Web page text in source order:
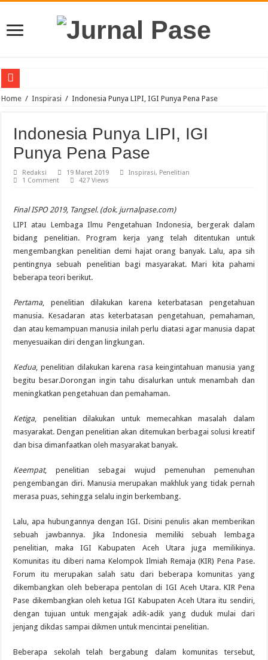
Puluhan Guru Berkumpul di TPN XIII Aceh Utara, Kacabdin Tekankan Cetak
Membanggakan, Tiga Orang Siswa SMAN Unggul Aceh Timur Juara Lokakarya
Siswi SMA Unggul Cut Nyak Dhien Langsa Raih Beasiswa Penuh ke Tiongkok
Guru PJOK SMAN 1 Calang Raih Juara II Nasional Kempo 2026
SLB YBSM Banda Aceh Raih Juara Umum di Acara Kontes Sekolah
Bidang Literasi IGI Aceh Timur Raih Penghargaan Buku Etnik Nusantara
SMAN Unggul Aceh Timur Terima Penghargaan Sekolah Adiwiyata Tingkat
Semarak Pembagian Rapor di MIN 11 Banda Aceh: Penghargaan Prestasi,
Home / Inspirasi / Indonesia Punya LIPI, IGI Punya Pena Pase
Indonesia Punya LIPI, IGI
Punya Pena Pase
Redaksi 19 Maret 2019 Inspirasi, Penelitian
1 Comment
427 Views
Final ISPO 2019, Tangsel. (dok. jurnalpase.com)
LIPI atau Lembaga Ilmu Pengetahuan Indonesia, bergerak dalam
bidang penelitian. Program kerja yang telah ditentukan untuk
mengembangkan penelitian demi hajat orang banyak. Lalu, apa sih
pentingnya sebuah penelitian bagi masyarakat. Mari kita pahami
beberapa teori berikut.
Pertama, penelitian dilakukan karena keterbatasan pengetahuan
manusia. Kesadaran atas keterbatasan pengetahuan, pemahaman,
dan atau kemampuan manusia inilah perlu diatasi agar manusia dapat
menyesuaikan diri dengan lingkungan.
Kedua, penelitian dilakukan karena rasa keingintahuan manusia yang
begitu besar.Dorongan ingin tahu disalurkan untuk menambah dan
meningkatkan pengetahuan dan pemahaman.
Ketiga, penelitian dilakukan untuk memecahkan masalah dalam
masyarakat. Dengan penelitian akan ditemukan berbagai solusi kreatif
dan bisa dimanfaatkan oleh masyarakat banyak.
Keempat, penelitian sebagai wujud pemenuhan pemenuhan
pengembangan diri. Manusia merupakan makhluk yang tidak pernah
merasa puas, sehingga selalu ingin berkembang.
Lalu, apa hubungannya dengan IGI. Disini penulis akan memberikan
sebuah jawbannya. Jika Indonesia memiliki sebuah lembaga
penelitian, maka IGI Kabupaten Aceh Utara juga memilikinya.
Komunitas itu diberi nama Kelompok Ilmiah Remaja (KIR) Pena Pase.
Forum itu merupakan salah satu dari beberapa komunitas yang
dikembangkan oleh beberapa pentolan di IGI Aceh Utara. KIR Pena
Pase dikembangkan oleh ketua IGI Kabupaten Aceh Utara itu sendiri,
dengan tujuan untuk mengajak adik-adik yang duduk mulai dari
jenjang dikdas sampai dikmen untuk mencintai penelitian.
Beberapa sekolah telah bergabung dalam komunitas tersebut,